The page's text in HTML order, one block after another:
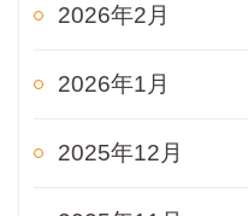
2026年2月
2026年1月
2025年12月